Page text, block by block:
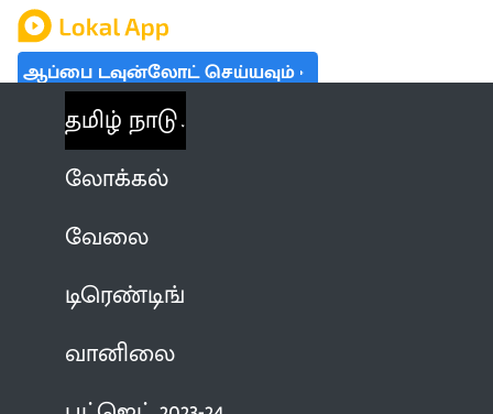
ஆப்பை டவுன்லோட் செய்யவும்
தமிழ் நாடு
லோக்கல்
வேலை
டிரெண்டிங்
வானிலை